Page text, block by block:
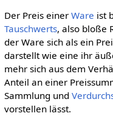
Der Preis einer Ware ist
Tauschwerts, also bloße
der Ware sich als ein
darstellt wie eine ihr
mehr sich aus dem
Anteil an einer
Sammlung und
vorstellen lässt.